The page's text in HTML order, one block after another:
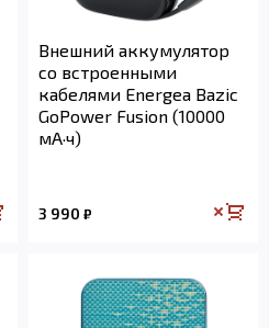
Внешний аккумулятор
со встроенными
кабелями Energea Bazic
GoPower Fusion (10000
мА·ч)
3 990 ₽